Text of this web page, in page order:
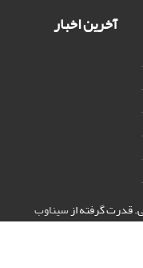
آخرین اخبار
قدرت گرفته ازسیناوب